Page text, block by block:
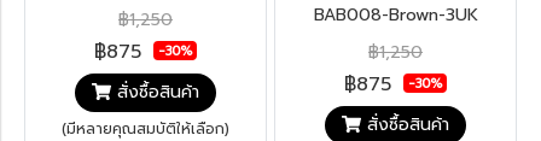
฿1,250
฿875 -30%
สั่งซื้อสินค้า
(มีหลายคุณสมบัติให้เลือก)
BAB008-Brown-3UK
฿1,250
฿875 -30%
สั่งซื้อสินค้า